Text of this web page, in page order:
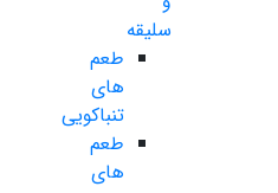
سلیقه
طعم
های
تنباکویی
طعم
های